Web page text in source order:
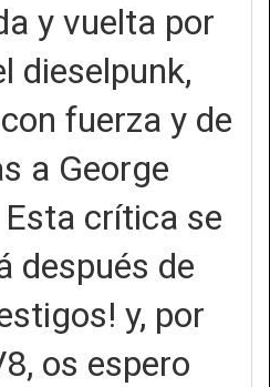
y vuelta por
dieselpunk,
fuerza y de
a George
crítica se
después de
y, por
os espero